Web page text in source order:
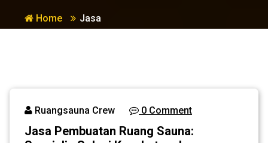
Home
Kesehatan
Jasa
Pembuatan
Kesehatan
dan
Ruangsauna Crew 0 Comment
Jasa Pembuatan Ruang Sauna: